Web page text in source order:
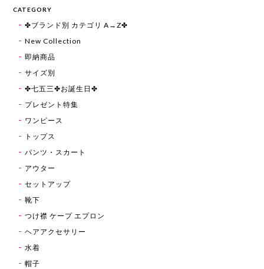
CATEGORY
✤ブランド別 カテゴリ A→Z✤
New Collection
即納商品
サイズ別
✤七五三✤お誕生日✤
プレゼント特集
ワンピース
トップス
パンツ・スカート
アウター
セットアップ
靴下
つけ襟 ケープ エプロン
ヘアアクセサリー
水着
帽子